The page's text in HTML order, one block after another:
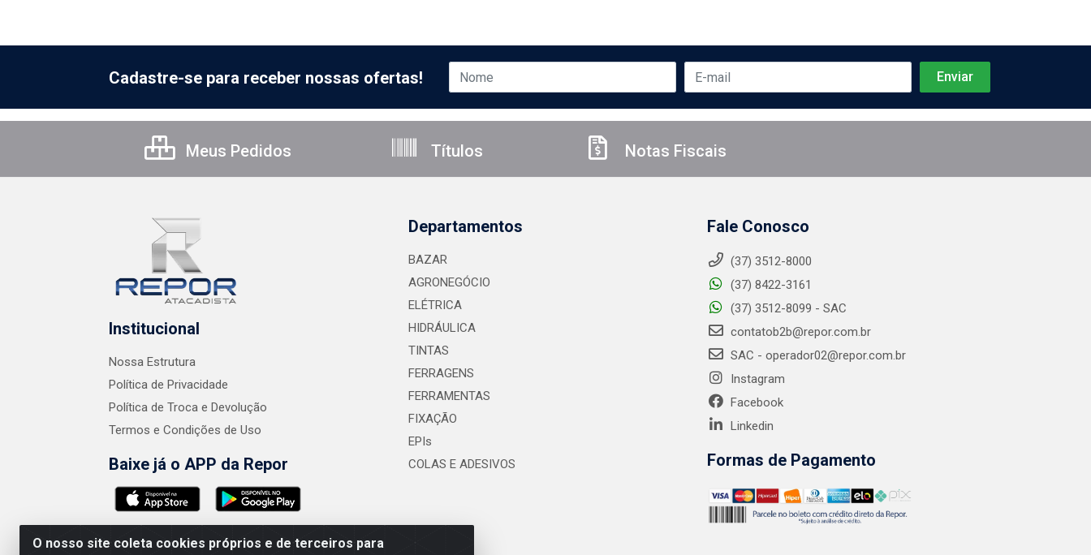
O nosso site coleta cookies próprios e de terceiros para
Cadastre-se para receber nossas ofertas!
Meus Pedidos Títulos Notas Fiscais
Institucional
Nossa Estrutura
Política de Privacidade
Política de Troca e Devolução
Termos e Condições de Uso
Baixe já o APP da Repor
Departamentos
BAZAR
AGRONEGÓCIO
ELÉTRICA
HIDRÁULICA
TINTAS
FERRAGENS
FERRAMENTAS
FIXAÇÃO
EPIs
COLAS E ADESIVOS
Fale Conosco
(37) 3512-8000
(37) 8422-3161
(37) 3512-8099 - SAC
contatob2b@repor.com.br
SAC - operador02@repor.com.br
Instagram
Facebook
Linkedin
Formas de Pagamento